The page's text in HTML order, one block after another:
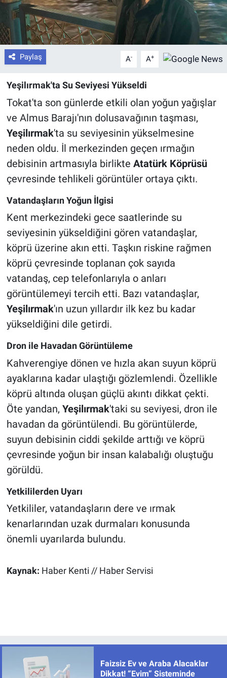
Paylaş A- A+
Yeşilırmak'ta Su Seviyesi Yükseldi
Tokat'ta son günlerde etkili olan yoğun yağışlar
ve Almus Barajı'nın dolusavağının taşması,
Yeşilırmak'ta su seviyesinin yükselmesine
neden oldu. İl merkezinden geçen ırmağın
debisinin artmasıyla birlikte Atatürk Köprüsü
çevresinde tehlikeli görüntüler ortaya çıktı.
Vatandaşların Yoğun İlgisi
Kent merkezindeki gece saatlerinde su
seviyesinin yükseldiğini gören vatandaşlar,
köprü üzerine akın etti. Taşkın riskine rağmen
köprü çevresinde toplanan çok sayıda
vatandaş, cep telefonlarıyla o anları
görüntülemeyi tercih etti. Bazı vatandaşlar,
Yeşilırmak'ın uzun yıllardır ilk kez bu kadar
yükseldiğini dile getirdi.
Dron ile Havadan Görüntüleme
Kahverengiye dönen ve hızla akan suyun köprü
ayaklarına kadar ulaştığı gözlemlendi. Özellikle
köprü altında oluşan güçlü akıntı dikkat çekti.
Öte yandan, Yeşilırmak'taki su seviyesi, dron ile
havadan da görüntülendi. Bu görüntülerde,
suyun debisinin ciddi şekilde arttığı ve köprü
çevresinde yoğun bir insan kalabalığı oluştuğu
görüldü.
Yetkililerden Uyarı
Yetkililer, vatandaşların dere ve ırmak
kenarlarından uzak durmaları konusunda
önemli uyarılarda bulundu.
Kaynak: Haber Kenti // Haber Servisi
Faizsiz Ev ve Araba Alacaklar
Dikkat! “Evim” Sisteminde